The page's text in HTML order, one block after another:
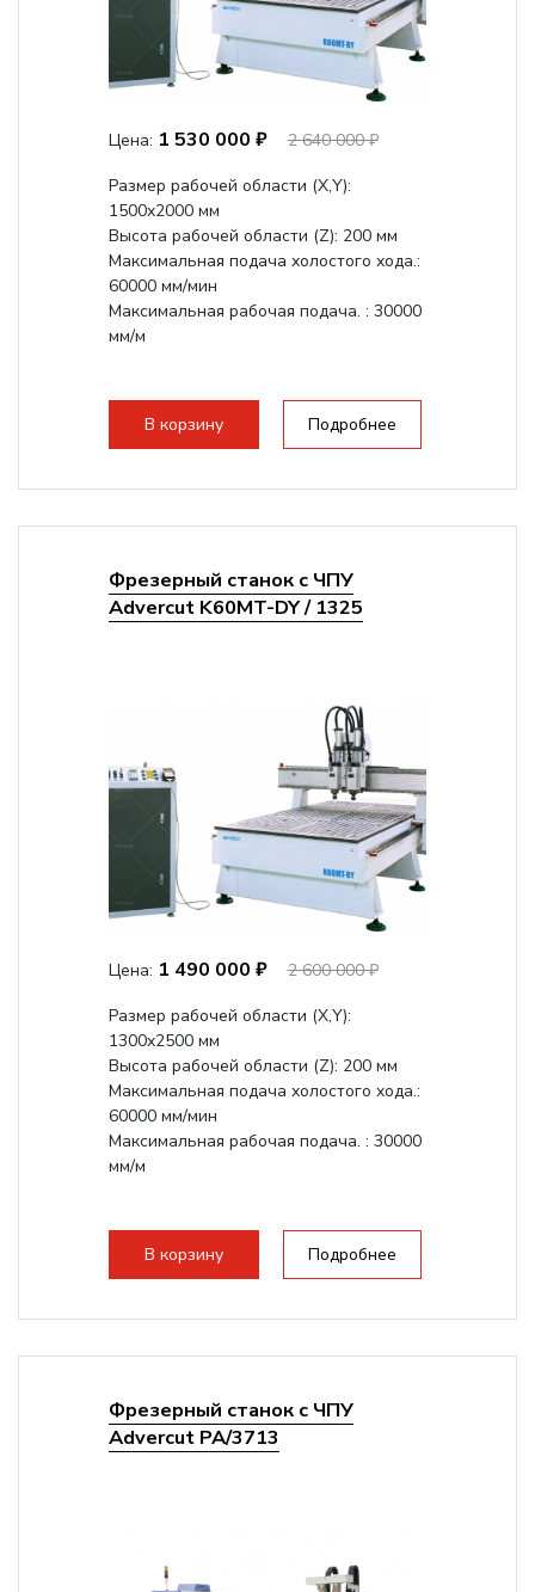
Цена: 1 530 000 ₽
2 640 000 ₽
Размер рабочей области (Х,Y):
1500x2000 мм
Высота рабочей области (Z): 200 мм
Максимальная подача холостого хода.:
60000 мм/мин
Максимальная рабочая подача. : 30000
мм/м
В корзину Подробнее
Фрезерный станок с ЧПУ
Advercut K60MT-DY / 1325
Цена: 1 490 000 ₽
2 600 000 ₽
Размер рабочей области (Х,Y):
1300x2500 мм
Высота рабочей области (Z): 200 мм
Максимальная подача холостого хода.:
60000 мм/мин
Максимальная рабочая подача. : 30000
мм/м
В корзину Подробнее
Фрезерный станок с ЧПУ
Advercut PA/3713